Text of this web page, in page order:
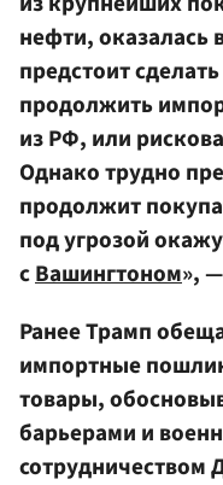
нефти, оказалась
предстоит
продолжить
из РФ, или
Однако трудно
продолжит
под угрозой
сВашингтоном»,
Ранее Трамп
импортные
товары,
барьерами и
сотрудничеством